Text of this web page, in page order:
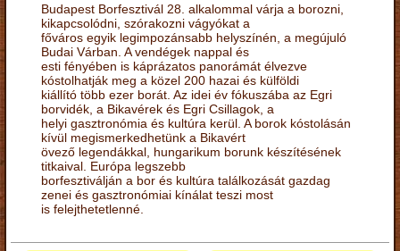
Budapest Borfesztivál 28. alkalommal várja a borozni,
kikapcsolódni, szórakozni vágyókat a
főváros egyik legimpozánsabb helyszínén, a megújuló
Budai Várban. A vendégek nappal és
esti fényében is káprázatos panorámát élvezve
kóstolhatják meg a közel 200 hazai és külföldi
kiállító több ezer borát. Az idei év fókuszába az Egri
borvidék, a Bikavérek és Egri Csillagok, a
helyi gasztronómia és kultúra kerül. A borok kóstolásán
kívül megismerkedhetünk a Bikavért
övező legendákkal, hungarikum borunk készítésének
titkaival. Európa legszebb
borfesztiválján a bor és kultúra találkozását gazdag
zenei és gasztronómiai kínálat teszi most
is felejthetetlenné.